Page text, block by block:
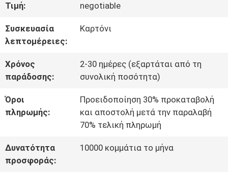
ΕΜΆΣ
ΓΎΡΟΣ
ΕΡΓΟΣΤΑΣΊΩΝ
ΕΠΑΦΉ
ΝΈΑ
Τιμή: negotiable
Συσκευασία
λεπτομέρειες:
Καρτόνι
Χρόνος
παράδοσης:
2-30 ημέρες (εξαρτάται από τη
συνολική ποσότητα)
Όροι
πληρωμής:
Προειδοποίηση 30% προκαταβολή
και αποστολή μετά την παραλαβή
70% τελική πληρωμή
Δυνατότητα
προσφοράς:
10000 κομμάτια το μήνα